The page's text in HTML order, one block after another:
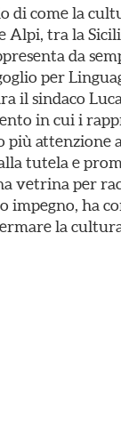
di come la
Alpi, tra la
da
per
il sindaco
in cui i
attenzione
tutela e
vetrina per
impegno, ha
la